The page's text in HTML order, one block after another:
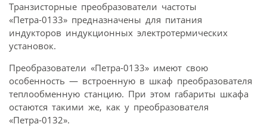
Транзисторные преобразователи частоты
«Петра‑0133» предназначены для питания
индукторов индукционных электротермических
установок.
Преобразователи «Петра‑0133» имеют свою
особенность — встроенную в шкаф преобразователя
теплообменную станцию. При этом габариты шкафа
остаются такими же, как у преобразователя
«Петра‑0132».